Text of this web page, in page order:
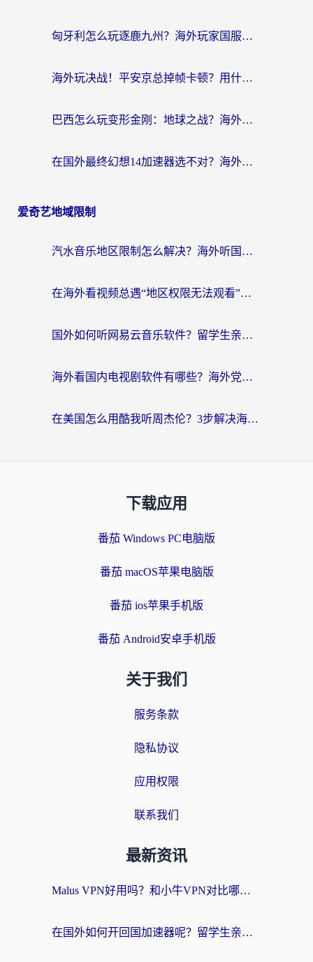
匈牙利怎么玩逐鹿九州？海外玩家国服游戏加速器终极指南（附永劫无间荣耀新三国解决方案）
海外玩决战！平安京总掉帧卡顿？用什么加速器比较好？实测指南来了
巴西怎么玩变形金刚：地球之战？海外玩家国服游戏加速终极指南（附新诛仙延迟密室逃脱18解决办法）
在国外最终幻想14加速器选不对？海外玩家的国服游戏加速避坑指南
爱奇艺地域限制
汽水音乐地区限制怎么解决？海外听国内音乐的实用指南来了
在海外看视频总遇“地区权限无法观看”？这篇攻略帮你轻松解锁国内影视动漫
国外如何听网易云音乐软件？留学生亲测有效的回国加速方案
海外看国内电视剧软件有哪些？海外党专属追剧指南来了
在美国怎么用酷我听周杰伦？3步解决海外听歌地域限制，附QQ音乐网易云通用技巧
下载应用
番茄 Windows PC电脑版
番茄 macOS苹果电脑版
番茄 ios苹果手机版
番茄 Android安卓手机版
关于我们
服务条款
隐私协议
应用权限
联系我们
最新资讯
Malus VPN好用吗？和小牛VPN对比哪个回国效果更好？海外党亲测实用指南
在国外如何开回国加速器呢？留学生亲测的无缝访问国内资源指南